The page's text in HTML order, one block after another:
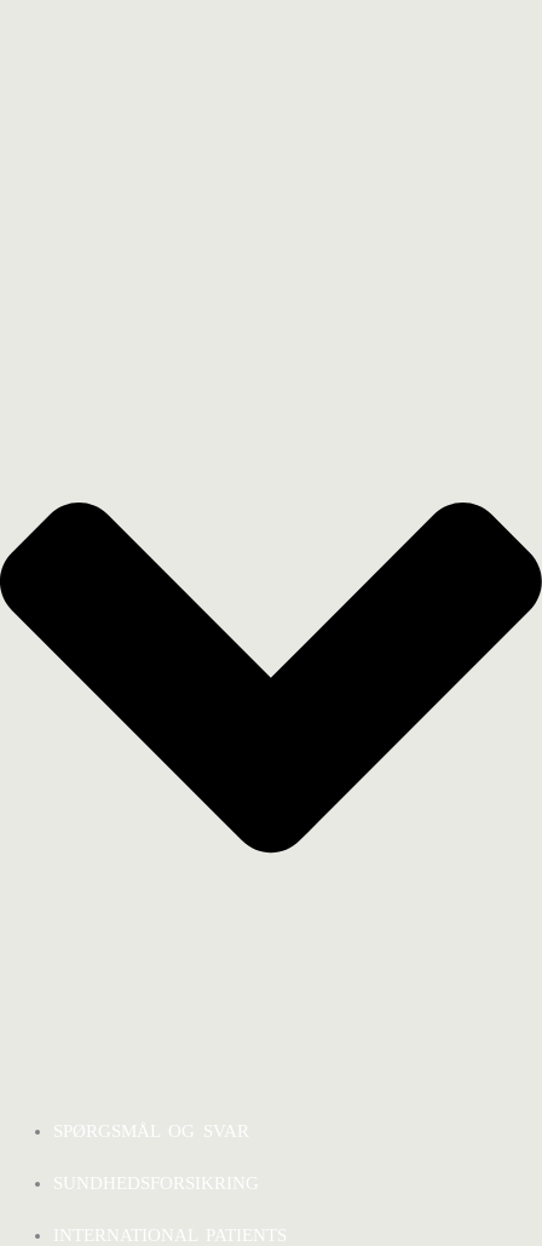
SPØRGSMÅL OG SVAR
SUNDHEDSFORSIKRING
INTERNATIONAL PATIENTS